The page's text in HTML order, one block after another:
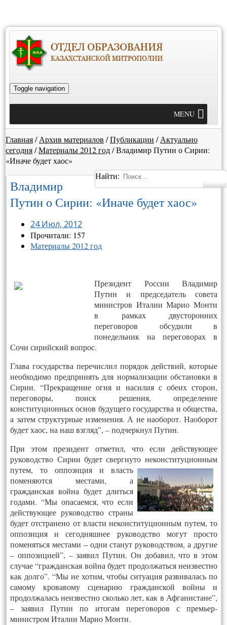
Toggle navigation
MENU
Главная/ Архив материалов /Публикации / Актуально
сегодня/Материалы 2012 год/Владимир Путин о Сирии:
«Иначе будет хаос»
Найти:
Владимир
Путин о Сирии: «Иначе будет хаос»
24 Июл, 2012
Прочитали: 157
Материалы 2012 год
Президент России Владимир
Путин и председатель совета
министров Италии Марио Монти
в рамках двусторонних
переговоров обсудили в
понедельник на переговорах в
Сочи сирийский вопрос.
Глава государства перечислил порядок действий, которые
необходимо предпринять для нормализации обстановки в
Сирии. “Прекращение огня и насилия с обеих сторон,
переговоры, поиск решения, определение
конституционных основ будущего государства и общества,
а затем структурные изменения. А не наоборот. Наоборот
будет хаос, на наш взгляд”, – подчеркнул Путин.
При этом президент отметил, что если действующее
руководство Сирии будет свергнуто неконституционным
путем, то оппозиция и власть
поменяются местами, а
гражданская война будет длиться
годами. “Мы опасаемся, что если
действующее руководство страны
будет отстранено от власти неконституционным путем, то
оппозиция и сегодняшнее руководство могут просто
поменяться местами – одни станут руководством, а другие
– оппозицией”, – заявил Путин. Он добавил, что в этом
случае “гражданская война будет продолжаться неизвестно
как долго”. “Мы не хотим, чтобы ситуация развивалась по
самому кровавому сценарию гражданской войны и
продолжалась неизвестно сколько лет, как в Афганистане”,
– заявил Путин по итогам переговоров с премьер-
министром Италии Марио Монти.